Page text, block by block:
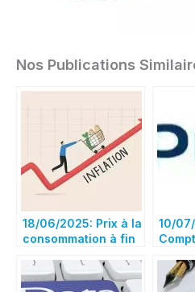
Nos Publications
18/06/2025: Prix à la
consommation à fin
10/